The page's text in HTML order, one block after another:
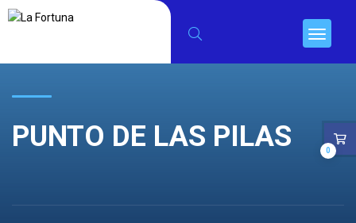
PUNTO DE LAS PILAS 0